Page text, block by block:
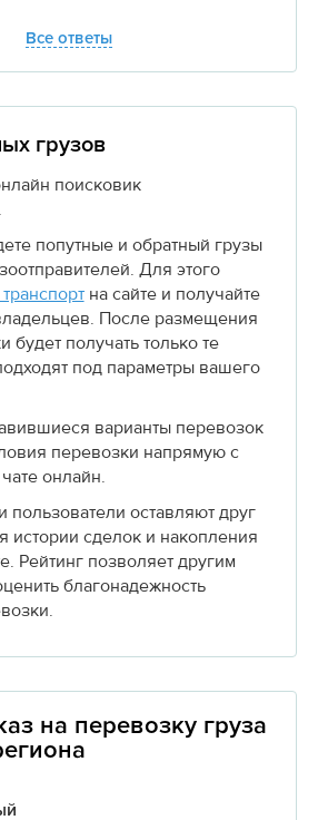
Все ответы
грузов
поисковик
попутные и обратный грузы
Для этого
на сайте и получайте
После размещения
будет получать только те
под параметры вашего
варианты перевозок
перевозки напрямую с
онлайн.
пользователи оставляют друг
истории сделок и накопления
Рейтинг позволяет другим
благонадежность
на перевозку груза